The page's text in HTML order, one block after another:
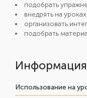
подобрать
внедрять на
организовать
подобрать
Информация
Использование на